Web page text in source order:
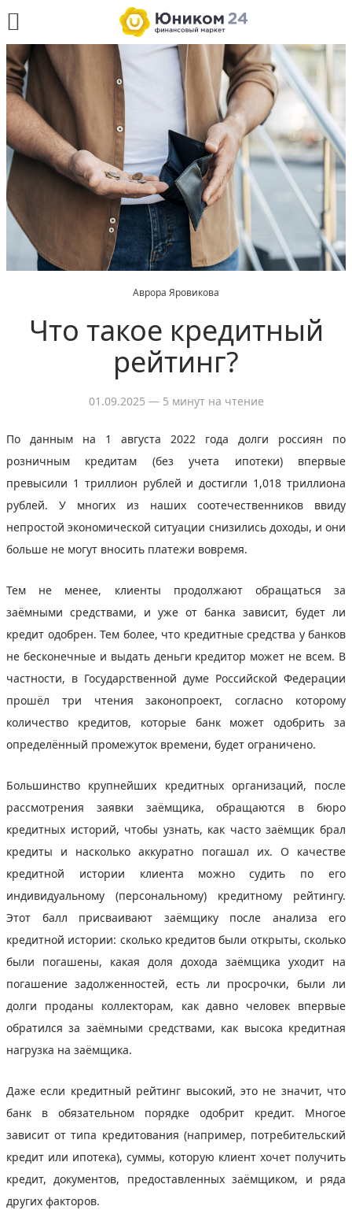
Аврора Яровикова
Что такое кредитный
рейтинг?
01.09.2025 — 5 минут на чтение
По данным на 1 августа 2022 года долги россиян по
розничным кредитам (без учета ипотеки) впервые
превысили 1 триллион рублей и достигли 1,018 триллиона
рублей. У многих из наших соотечественников ввиду
непростой экономической ситуации снизились доходы, и они
больше не могут вносить платежи вовремя.
Тем не менее, клиенты продолжают обращаться за
заёмными средствами, и уже от банка зависит, будет ли
кредит одобрен. Тем более, что кредитные средства у банков
не бесконечные и выдать деньги кредитор может не всем. В
частности, в Государственной думе Российской Федерации
прошёл три чтения законопроект, согласно которому
количество кредитов, которые банк может одобрить за
определённый промежуток времени, будет ограничено.
Большинство крупнейших кредитных организаций, после
рассмотрения заявки заёмщика, обращаются в бюро
кредитных историй, чтобы узнать, как часто заёмщик брал
кредиты и насколько аккуратно погашал их. О качестве
кредитной истории клиента можно судить по его
индивидуальному (персональному) кредитному рейтингу.
Этот балл присваивают заёмщику после анализа его
кредитной истории: сколько кредитов были открыты, сколько
были погашены, какая доля дохода заёмщика уходит на
погашение задолженностей, есть ли просрочки, были ли
долги проданы коллекторам, как давно человек впервые
обратился за заёмными средствами, как высока кредитная
нагрузка на заёмщика.
Даже если кредитный рейтинг высокий, это не значит, что
банк в обязательном порядке одобрит кредит. Многое
зависит от типа кредитования (например, потребительский
кредит или ипотека), суммы, которую клиент хочет получить
кредит, документов, предоставленных заёмщиком, и ряда
других факторов.